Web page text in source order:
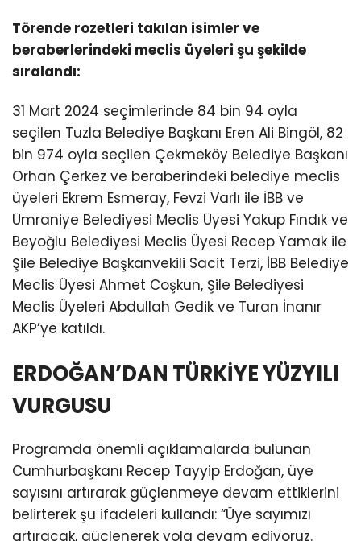
Törende rozetleri takılan isimler ve
beraberlerindeki meclis üyeleri şu şekilde
sıralandı:
31 Mart 2024 seçimlerinde 84 bin 94 oyla
seçilen Tuzla Belediye Başkanı Eren Ali Bingöl, 82
bin 974 oyla seçilen Çekmeköy Belediye Başkanı
Orhan Çerkez ve beraberindeki belediye meclis
üyeleri Ekrem Esmeray, Fevzi Varlı ile İBB ve
Ümraniye Belediyesi Meclis Üyesi Yakup Fındık ve
Beyoğlu Belediyesi Meclis Üyesi Recep Yamak ile
Şile Belediye Başkanvekili Sacit Terzi, İBB Belediye
Meclis Üyesi Ahmet Coşkun, Şile Belediyesi
Meclis Üyeleri Abdullah Gedik ve Turan İnanır
AKP’ye katıldı.
ERDOĞAN’DAN TÜRKİYE YÜZYILI
VURGUSU
Programda önemli açıklamalarda bulunan
Cumhurbaşkanı Recep Tayyip Erdoğan, üye
sayısını artırarak güçlenmeye devam ettiklerini
belirterek şu ifadeleri kullandı: “Üye sayımızı
artıracak, güçlenerek yola devam ediyoruz.